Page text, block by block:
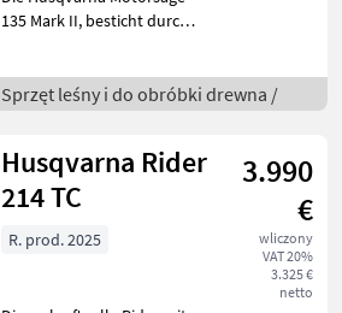
135 Mark II, besticht durch
gelegentliche
Schnittarbeiten perfekt
schneiden und klein
Sprzęt leśny i do obróbki drewna /
Husqvarna Rider
214 TC
3.990
€
wliczony
VAT 20%
3.325 €
netto
R. prod. 2025